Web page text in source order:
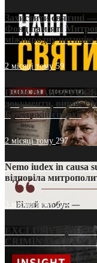
Захистити святині —
Фонд пам’яті
міжнародну
2 місяці тому59
ПРИСМАК
документи, вирок і
Бучацькій єпархії
2 місяці тому 297
Nemo iudex in causa
відповіла
3 місяці тому214
EXCLUSIVE
CRIMINAL